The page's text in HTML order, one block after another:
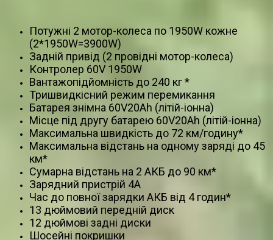
Потужні 2 мотор-колеса по 1950W кожне
(2*1950W=3900W)
Задній привід (2 провідні мотор-колеса)
Контролер 60V 1950W
Вантажопідйомність до 240 кг *
Тришвидкісний режим перемикання
Батарея знімна 60V20Ah (літій-іонна)
Місце під другу батарею 60V20Ah (літій-іонна)
Максимальна швидкість до 72 км/годину*
Максимальна відстань на одному заряді до 45
км*
Сумарна відстань на 2 АКБ до 90 км*
Зарядний пристрій 4A
Час до повної зарядки АКБ від 4 годин*
13 дюймовий передній диск
12 дюймові задні диски
Шосейні покришки